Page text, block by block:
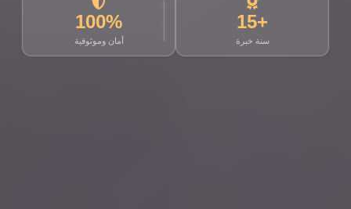
+15
سنة خبرة
100%
أمان وموثوقية